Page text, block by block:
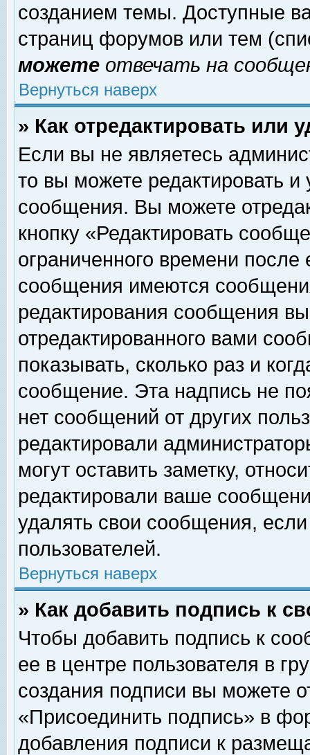
созданием темы. Доступные
страниц форумов или тем
можете отвечать на
Вернуться наверх
» Как отредактировать или
Если вы не являетесь
то вы можете редактировать и
сообщения. Вы можете
кнопку «Редактировать
ограниченного времени
сообщения имеются
редактирования сообщения
отредактированного вами
показывать, сколько раз и
сообщение. Эта надпись не
нет сообщений от других
редактировали
могут оставить заметку,
редактировали ваше
удалять свои сообщения,
пользователей.
Вернуться наверх
» Как добавить подпись к
Чтобы добавить подпись к
ее в центре пользователя в
создания подписи вы можете
«Присоединить подпись» в
добавления подписи к